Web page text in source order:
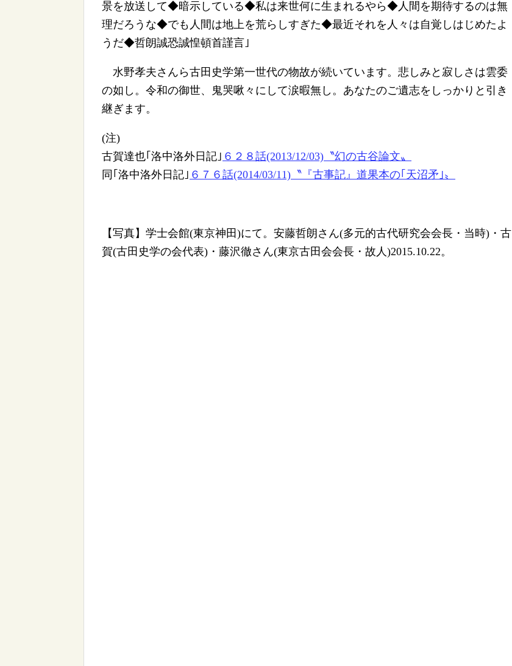
景を放送して◆暗示している◆私は来世何に生まれるやら◆人間を期待するのは無
理だろうな◆でも人間は地上を荒らしすぎた◆最近それを人々は自覚しはじめたよ
うだ◆哲朗誠恐誠惶頓首謹言｣
水野孝夫さんら古田史学第一世代の物故が続いています。悲しみと寂しさは雲委
の如し。令和の御世、鬼哭啾々にして涙暇無し。あなたのご遺志をしっかりと引き
継ぎます。
(注)
古賀達也｢洛中洛外日記｣ ６２８話(2013/12/03)〝幻の古谷論文〟
同｢洛中洛外日記｣ ６７６話(2014/03/11)〝『古事記』道果本の｢天沼矛｣〟
【写真】学士会館(東京神田)にて。安藤哲朗さん(多元的古代研究会会長・当時)・古
賀(古田史学の会代表)・藤沢徹さん(東京古田会会長・故人)2015.10.22。